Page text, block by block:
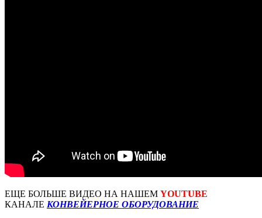
ЕЩЕ БОЛЬШЕ ВИДЕО НА НАШЕМ YOUTUBE
КАНАЛЕ КОНВЕЙЕРНОЕ ОБОРУДОВАНИЕ